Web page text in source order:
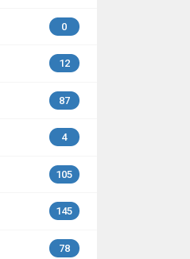
0
12
87
4
105
145
78